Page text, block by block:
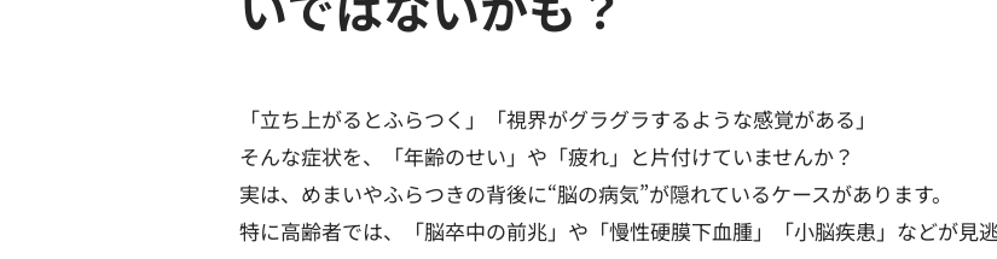
「立ち上がるとふらつく」「視界がグラグラするような感覚がある」
そんな症状を、「年齢のせい」や「疲れ」と片付けていませんか？
実は、めまいやふらつきの背後に“脳の病気”が隠れているケースがあります。
特に高齢者では、「脳卒中の前兆」や「慢性硬膜下血腫」「小脳疾患」などが見